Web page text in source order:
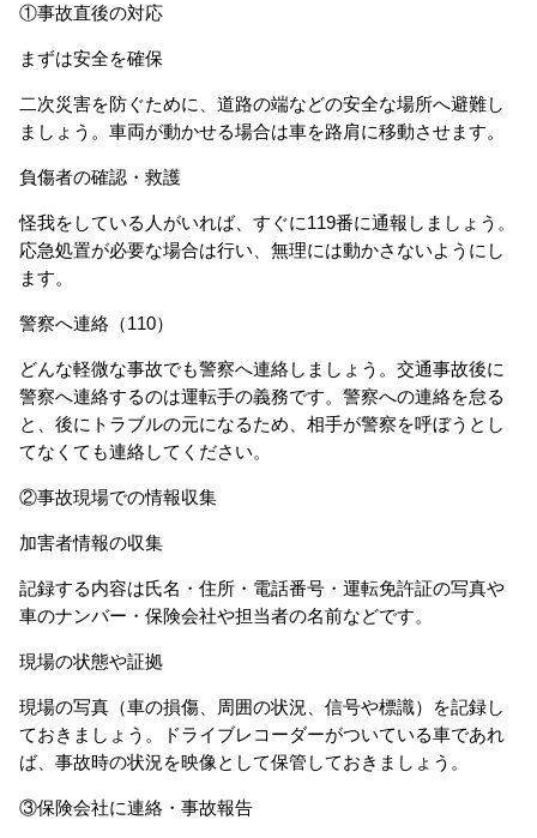
①事故直後の対応
まずは安全を確保
二次災害を防ぐために、道路の端などの安全な場所へ避難し
ましょう。車両が動かせる場合は車を路肩に移動させます。
負傷者の確認・救護
怪我をしている人がいれば、すぐに119番に通報しましょう。
応急処置が必要な場合は行い、無理には動かさないようにし
ます。
警察へ連絡（110）
どんな軽微な事故でも警察へ連絡しましょう。交通事故後に
警察へ連絡するのは運転手の義務です。警察への連絡を怠る
と、後にトラブルの元になるため、相手が警察を呼ぼうとし
てなくても連絡してください。
②事故現場での情報収集
加害者情報の収集
記録する内容は氏名・住所・電話番号・運転免許証の写真や
車のナンバー・保険会社や担当者の名前などです。
現場の状態や証拠
現場の写真（車の損傷、周囲の状況、信号や標識）を記録し
ておきましょう。ドライブレコーダーがついている車であれ
ば、事故時の状況を映像として保管しておきましょう。
③保険会社に連絡・事故報告